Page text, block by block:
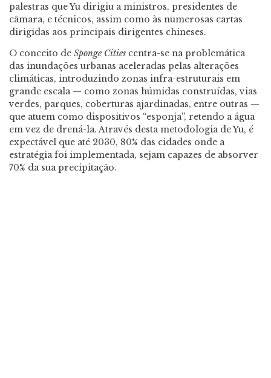
palestras que Yu dirigiu a ministros, presidentes de
câmara, e técnicos, assim como às numerosas cartas
dirigidas aos principais dirigentes chineses.
O conceito de Sponge Cities centra-se na problemática
das inundações urbanas aceleradas pelas alterações
climáticas, introduzindo zonas infra-estruturais em
grande escala — como zonas húmidas construídas, vias
verdes, parques, coberturas ajardinadas, entre outras —
que atuem como dispositivos “esponja”, retendo a água
em vez de drená-la. Através desta metodologia de Yu, é
expectável que até 2030, 80% das cidades onde a
estratégia foi implementada, sejam capazes de absorver
70% da sua precipitação.